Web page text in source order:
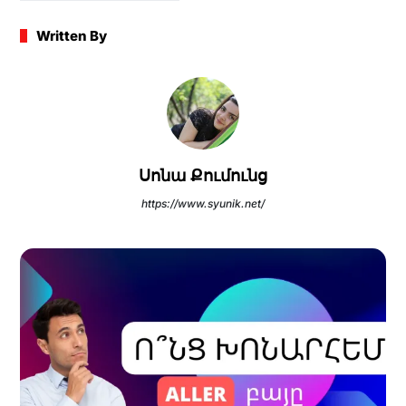
Written By
Սոնա Քումունց
https://www.syunik.net/